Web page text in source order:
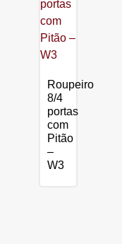
Roupeiro
8/4
portas
com
Pitão
–
W3